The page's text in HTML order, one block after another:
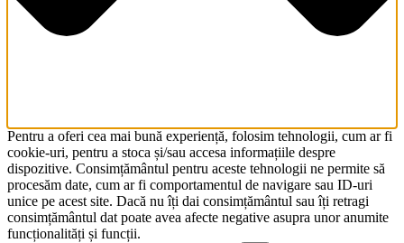
Pentru a oferi cea mai bună experiență, folosim tehnologii, cum ar fi
cookie-uri, pentru a stoca și/sau accesa informațiile despre
dispozitive. Consimțământul pentru aceste tehnologii ne permite să
procesăm date, cum ar fi comportamentul de navigare sau ID-uri
unice pe acest site. Dacă nu îți dai consimțământul sau îți retragi
consimțământul dat poate avea afecte negative asupra unor anumite
funcționalități și funcții.